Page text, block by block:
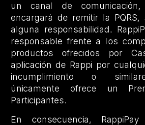
un canal de
encargará de remitir la PQRS,
alguna responsabilidad.
responsable frente a los
productos ofrecidos por
aplicación de Rappi por
incumplimiento o
únicamente ofrece un
Participantes.
En consecuencia,